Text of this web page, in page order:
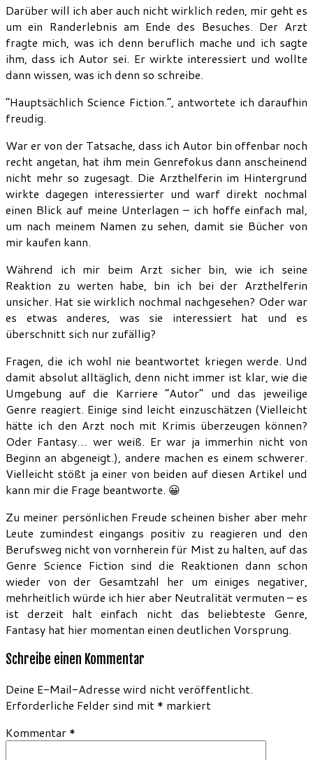
Darüber will ich aber auch nicht wirklich reden, mir geht es
um ein Randerlebnis am Ende des Besuches. Der Arzt
fragte mich, was ich denn beruflich mache und ich sagte
ihm, dass ich Autor sei. Er wirkte interessiert und wollte
dann wissen, was ich denn so schreibe.
“Hauptsächlich Science Fiction.”, antwortete ich daraufhin
freudig.
War er von der Tatsache, dass ich Autor bin offenbar noch
recht angetan, hat ihm mein Genrefokus dann anscheinend
nicht mehr so zugesagt. Die Arzthelferin im Hintergrund
wirkte dagegen interessierter und warf direkt nochmal
einen Blick auf meine Unterlagen – ich hoffe einfach mal,
um nach meinem Namen zu sehen, damit sie Bücher von
mir kaufen kann.
Während ich mir beim Arzt sicher bin, wie ich seine
Reaktion zu werten habe, bin ich bei der Arzthelferin
unsicher. Hat sie wirklich nochmal nachgesehen? Oder war
es etwas anderes, was sie interessiert hat und es
überschnitt sich nur zufällig?
Fragen, die ich wohl nie beantwortet kriegen werde. Und
damit absolut alltäglich, denn nicht immer ist klar, wie die
Umgebung auf die Karriere “Autor” und das jeweilige
Genre reagiert. Einige sind leicht einzuschätzen (Vielleicht
hätte ich den Arzt noch mit Krimis überzeugen können?
Oder Fantasy… wer weiß. Er war ja immerhin nicht von
Beginn an abgeneigt.), andere machen es einem schwerer.
Vielleicht stößt ja einer von beiden auf diesen Artikel und
kann mir die Frage beantworte. 😀
Zu meiner persönlichen Freude scheinen bisher aber mehr
Leute zumindest eingangs positiv zu reagieren und den
Berufsweg nicht von vornherein für Mist zu halten, auf das
Genre Science Fiction sind die Reaktionen dann schon
wieder von der Gesamtzahl her um einiges negativer,
mehrheitlich würde ich hier aber Neutralität vermuten – es
ist derzeit halt einfach nicht das beliebteste Genre,
Fantasy hat hier momentan einen deutlichen Vorsprung.
Schreibe einen Kommentar
Deine E-Mail-Adresse wird nicht veröffentlicht.
Erforderliche Felder sind mit * markiert
Kommentar *